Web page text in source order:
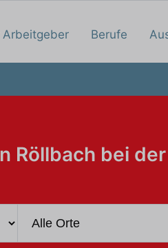
Arbeitgeber Berufe
Röllbach bei